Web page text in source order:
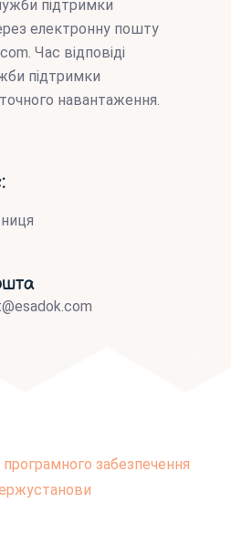
підтримки
електронну пошту
. Час відповіді
підтримки
навантаження.
забезпечення